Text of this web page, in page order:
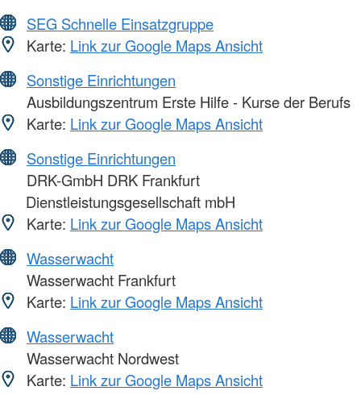
SEG Schnelle Einsatzgruppe
Karte: Link zur Google Maps Ansicht
Sonstige Einrichtungen
Ausbildungszentrum Erste Hilfe - Kurse der Berufs
Karte: Link zur Google Maps Ansicht
Sonstige Einrichtungen
DRK-GmbH DRK Frankfurt
Dienstleistungsgesellschaft mbH
Karte: Link zur Google Maps Ansicht
Wasserwacht
Wasserwacht Frankfurt
Karte: Link zur Google Maps Ansicht
Wasserwacht
Wasserwacht Nordwest
Karte: Link zur Google Maps Ansicht